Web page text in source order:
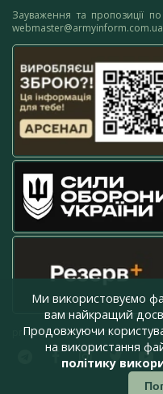
Зауваження та пропозиції
webmaster@armyinform.com.ua
press@armyinform.com.ua
Ми використовуємо
вам найкращий
Продовжуючи
на використання
політику